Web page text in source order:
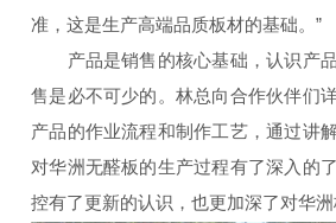
准，这是生产高端品质板材的基础。”
产品是销售的核心基础，认识产品
售是必不可少的。林总向合作伙伴们
产品的作业流程和制作工艺，通过讲
对华洲无醛板的生产过程有了深入的
控有了更新的认识，也更加深了对华洲